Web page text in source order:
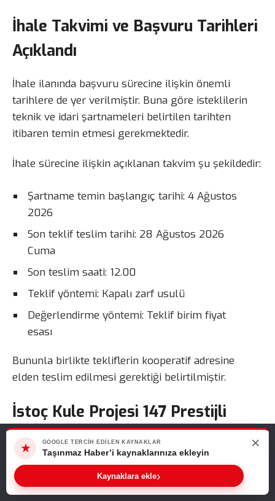
İhale Takvimi ve Başvuru Tarihleri
Açıklandı
İhale ilanında başvuru sürecine ilişkin önemli
tarihlere de yer verilmiştir. Buna göre isteklilerin
teknik ve idari şartnameleri belirtilen tarihten
itibaren temin etmesi gerekmektedir.
İhale sürecine ilişkin açıklanan takvim şu şekildedir:
Şartname temin başlangıç tarihi: 4 Ağustos
2026
Son teklif teslim tarihi: 28 Ağustos 2026
Cuma
Son teslim saati: 12.00
Teklif yöntemi: Kapalı zarf usulü
Değerlendirme yöntemi: Teklif birim fiyat
esası
Bununla birlikte tekliflerin kooperatif adresine
elden teslim edilmesi gerektiği belirtilmiştir.
İstoç Kule Projesi 147 Prestijli
Ofisten Oluşuyor
İstoç Ticaret Merkezi’nin merkezinde yükselen İstoç
Kule Projesi, modern ofis konseptiyle dikkat
Web sitemizde size en iyi deneyimi sunabilmemiz için çerezleri
kullanıyoruz. Bu siteyi kullanmaya devam ederseniz, bunu kabul
ettiğinizi varsayarız.
Tamam
★
GOOGLE TERCIH EDILEN KAYNAKLAR
Taşınmaz Haber’i kaynaklarınıza ekleyin
Kaynaklara ekle›
×